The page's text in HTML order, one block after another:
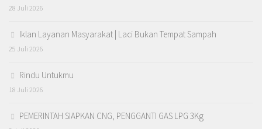
28 Juli 2026
Iklan Layanan Masyarakat | Laci Bukan Tempat Sampah
25 Juli 2026
Rindu Untukmu
18 Juli 2026
PEMERINTAH SIAPKAN CNG, PENGGANTI GAS LPG 3Kg